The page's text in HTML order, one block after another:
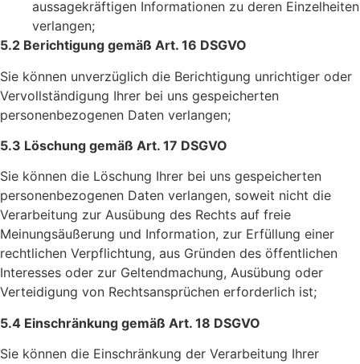
aussagekräftigen Informationen zu deren Einzelheiten
verlangen;
5.2 Berichtigung gemäß Art. 16 DSGVO
Sie können unverzüglich die Berichtigung unrichtiger oder
Vervollständigung Ihrer bei uns gespeicherten
personenbezogenen Daten verlangen;
5.3 Löschung gemäß Art. 17 DSGVO
Sie können die Löschung Ihrer bei uns gespeicherten
personenbezogenen Daten verlangen, soweit nicht die
Verarbeitung zur Ausübung des Rechts auf freie
Meinungsäußerung und Information, zur Erfüllung einer
rechtlichen Verpflichtung, aus Gründen des öffentlichen
Interesses oder zur Geltendmachung, Ausübung oder
Verteidigung von Rechtsansprüchen erforderlich ist;
5.4 Einschränkung gemäß Art. 18 DSGVO
Sie können die Einschränkung der Verarbeitung Ihrer